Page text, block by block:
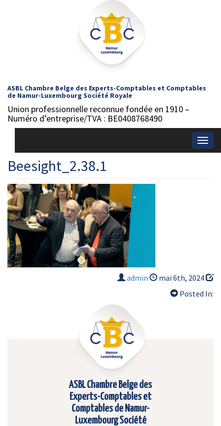
ASBL Chambre Belge des Experts-Comptables et Comptables
de Namur-Luxembourg Société Royale
Union professionnelle reconnue fondée en 1910 –
Numéro d’entreprise/TVA : BE0408768490
Beesight_2.38.1
admin
mai 6th, 2024
Posted In:
ASBL Chambre Belge des
Experts-Comptables et
Comptables de Namur-
Luxembourg Société